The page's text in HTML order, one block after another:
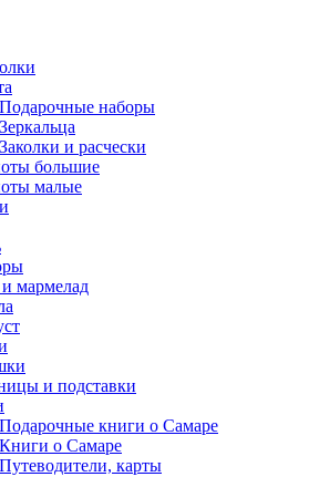
Подарочные наборы
Зеркальца
Заколки и расчески
большие
малые
мармелад
и подставки
Подарочные книги о Самаре
Книги о Самаре
Путеводители, карты